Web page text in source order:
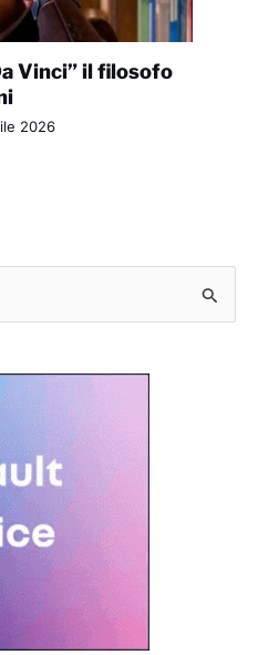
Vinci” il filosofo
2026